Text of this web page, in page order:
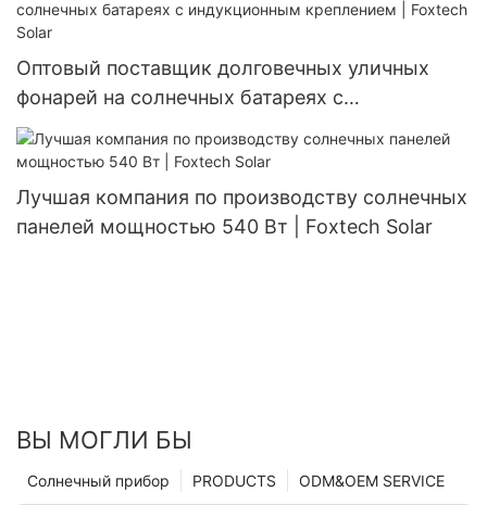
Оптовый поставщик долговечных уличных
фонарей на солнечных батареях с
индукционным креплением | Foxtech Solar
Лучшая компания по производству солнечных
панелей мощностью 540 Вт | Foxtech Solar
ВЫ МОГЛИ БЫ
ODM&OEM SERVICE
PRODUCTS
Солнечный прибор